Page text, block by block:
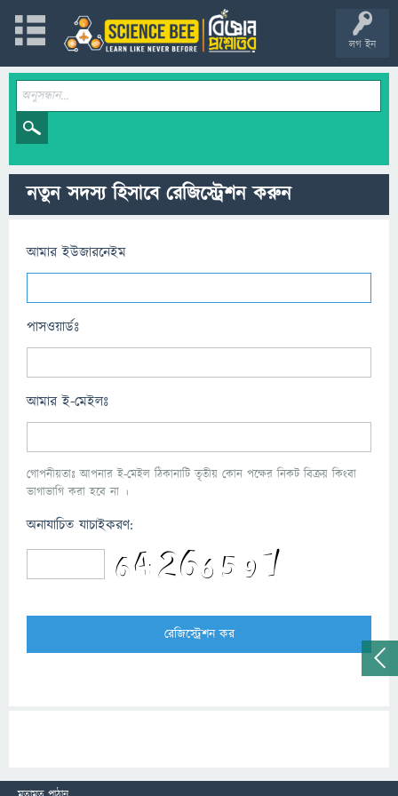
লগ ইন
নতুন সদস্য হিসাবে রেজিস্ট্রেশন করুন
আমার ইউজারনেইম
পাসওয়ার্ডঃ
আমার ই-মেইলঃ
গোপনীয়তাঃ আপনার ই-মেইল ঠিকানাটি তৃতীয় কোন পক্ষের নিকট বিক্রয় কিংবা
ভাগাভাগি করা হবে না ।
অনাযাচিত যাচাইকরণ: